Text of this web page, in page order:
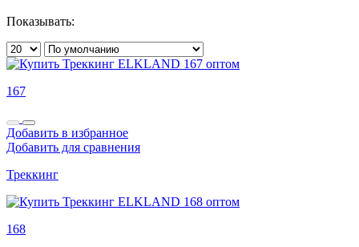
Показывать:
167
Добавить в избранное
Добавить для сравнения
Треккинг
168